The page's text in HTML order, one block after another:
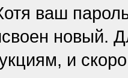
ваш
новый.
и